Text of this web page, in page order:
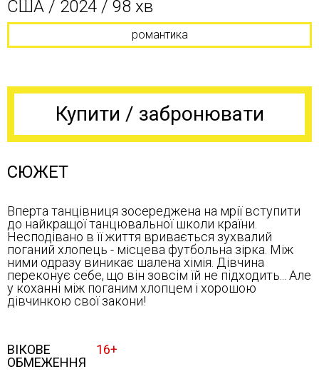
CША / 2024 / 98 хв
романтика
Купити / забронювати
СЮЖЕТ
Вперта танцівниця зосереджена на мрії вступити
до найкращої танцювальної школи країни.
Несподівано в її життя вривається зухвалий
поганий хлопець - місцева футбольна зірка. Між
ними одразу виникає шалена хімія. Дівчина
переконує себе, що він зовсім їй не підходить... Але
у коханні між поганим хлопцем і хорошою
дівчинкою свої закони!
ВІКОВЕ
ОБМЕЖЕННЯ
16+